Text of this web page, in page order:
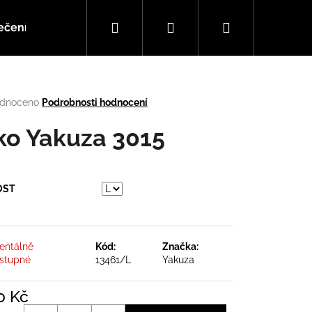
Hudba
Hledat PřihlášeníNákupní
Podrobnosti hodnocení
Yakuza 3015
Kód:
13461/L
Značka:
Yakuza
Kč
Následující